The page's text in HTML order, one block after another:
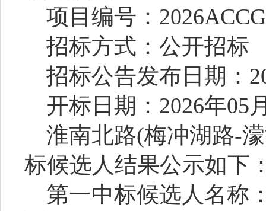
项目编号：
招标方式：公开招标
招标公告发布日期：
开标日期： 2026年05
淮南北路(梅冲湖路-
标候选人结果公示如下
第一中标候选人名称